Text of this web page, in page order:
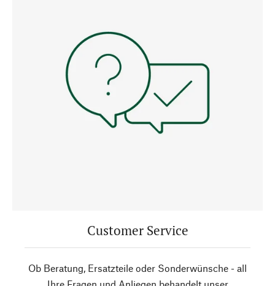
Customer Service
Ob Beratung, Ersatzteile oder Sonderwünsche - all